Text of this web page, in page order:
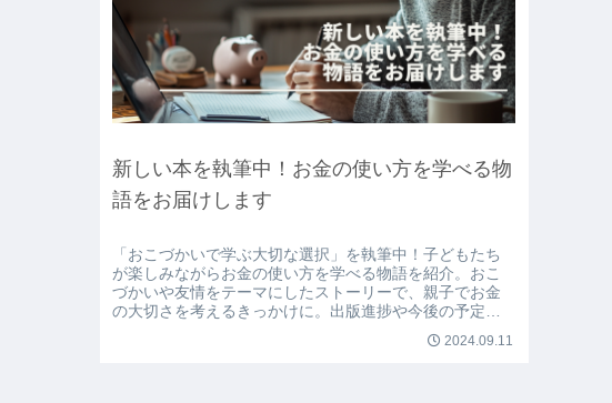
新しい本を執筆中！お金の使い方を学べる物
語をお届けします
「おこづかいで学ぶ大切な選択」を執筆中！子どもたち
が楽しみながらお金の使い方を学べる物語を紹介。おこ
づかいや友情をテーマにしたストーリーで、親子でお金
の大切さを考えるきっかけに。出版進捗や今後の予定も
2024.09.11